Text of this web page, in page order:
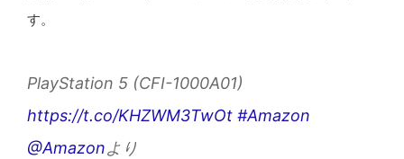
す。
PlayStation 5 (CFI-1000A01)
https://t.co/KHZWM3TwOt #Amazon
@Amazonより